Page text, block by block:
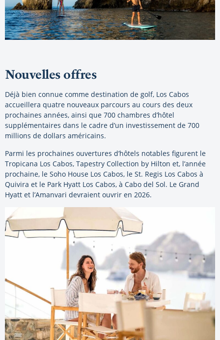
Nouvelles offres
Déjà bien connue comme destination de golf, Los Cabos
accueillera quatre nouveaux parcours au cours des deux
prochaines années, ainsi que 700 chambres d’hôtel
supplémentaires dans le cadre d’un investissement de 700
millions de dollars américains.
Parmi les prochaines ouvertures d’hôtels notables figurent le
Tropicana Los Cabos, Tapestry Collection by Hilton et, l’année
prochaine, le Soho House Los Cabos, le St. Regis Los Cabos à
Quivira et le Park Hyatt Los Cabos, à Cabo del Sol. Le Grand
Hyatt et l’Amanvari devraient ouvrir en 2026.